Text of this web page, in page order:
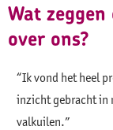
Wat
over ons?
“Ik vond het heel
inzicht gebracht in
valkuilen.”